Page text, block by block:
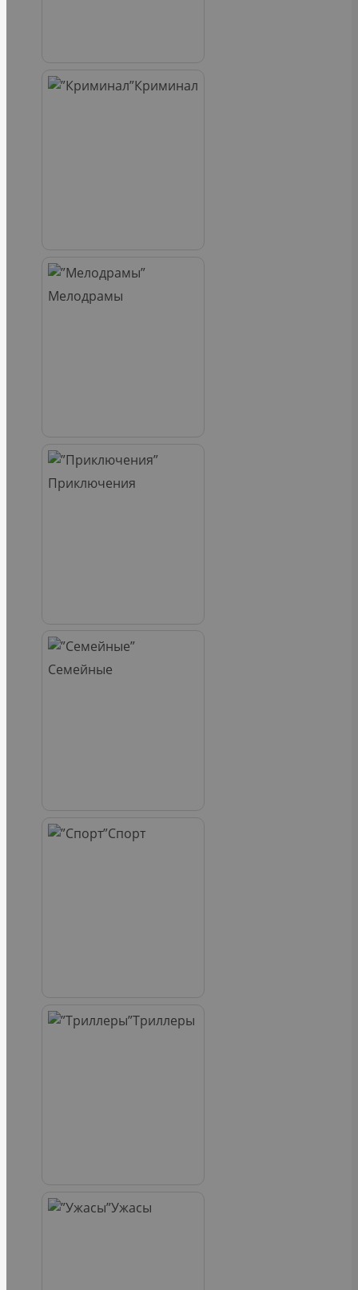
Криминал
Мелодрамы
Приключения
Семейные
Спорт
Триллеры
Ужасы